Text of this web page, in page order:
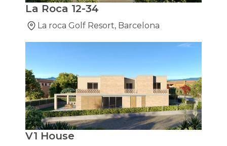
La Roca 12-34
La roca Golf Resort, Barcelona
V1 House